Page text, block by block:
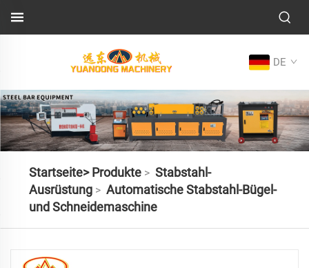
DE
Startseite> Produkte> Stabstahl-
Ausrüstung> Automatische Stabstahl-Bügel-
und Schneidemaschine